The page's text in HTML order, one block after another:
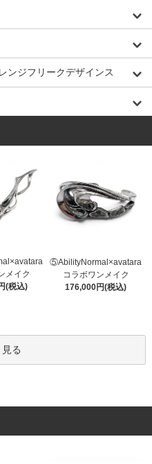
ンジフリークデザインス
メイク
(税込)
⑤AbilityNormal×avatara
コラボワンメイク
176,000円(税込)
る